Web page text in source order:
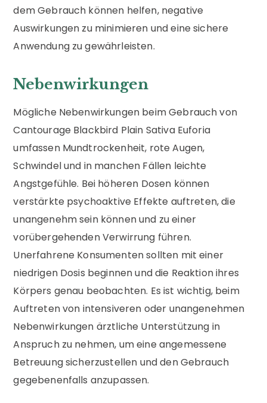
dem Gebrauch können helfen, negative
Auswirkungen zu minimieren und eine sichere
Anwendung zu gewährleisten.
Nebenwirkungen
Mögliche Nebenwirkungen beim Gebrauch von
Cantourage Blackbird Plain Sativa Euforia
umfassen Mundtrockenheit, rote Augen,
Schwindel und in manchen Fällen leichte
Angstgefühle. Bei höheren Dosen können
verstärkte psychoaktive Effekte auftreten, die
unangenehm sein können und zu einer
vorübergehenden Verwirrung führen.
Unerfahrene Konsumenten sollten mit einer
niedrigen Dosis beginnen und die Reaktion ihres
Körpers genau beobachten. Es ist wichtig, beim
Auftreten von intensiveren oder unangenehmen
Nebenwirkungen ärztliche Unterstützung in
Anspruch zu nehmen, um eine angemessene
Betreuung sicherzustellen und den Gebrauch
gegebenenfalls anzupassen.